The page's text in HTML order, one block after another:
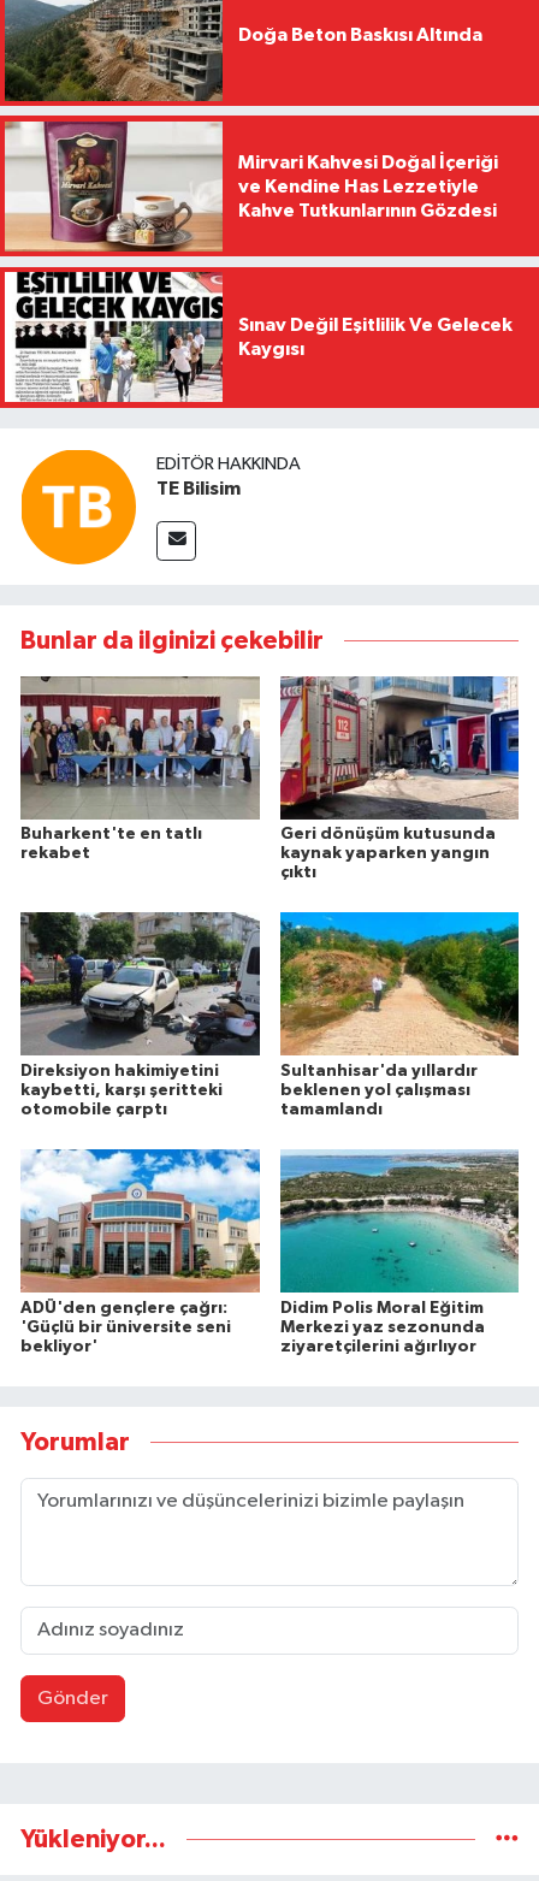
Doğa Beton Baskısı Altında
Mirvari Kahvesi Doğal İçeriği
ve Kendine Has Lezzetiyle
Kahve Tutkunlarının Gözdesi
Sınav Değil Eşitlilik Ve Gelecek
Kaygısı
EDITÖR HAKKINDA
TE Bilisim
Bunlar da ilginizi çekebilir
Buharkent'te en tatlı
rekabet
Geri dönüşüm kutusunda
kaynak yaparken yangın
çıktı
Direksiyon hakimiyetini
kaybetti, karşı şeritteki
otomobile çarptı
Sultanhisar'da yıllardır
beklenen yol çalışması
tamamlandı
ADÜ'den gençlere çağrı:
'Güçlü bir üniversite seni
bekliyor'
Didim Polis Moral Eğitim
Merkezi yaz sezonunda
ziyaretçilerini ağırlıyor
Yorumlar
Gönder
Yükleniyor...